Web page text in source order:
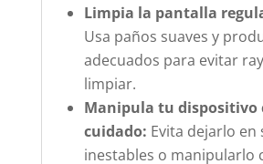
Limpia la pantalla
Usa paños suaves y
adecuados para evitar
limpiar.
Manipula tu dispositivo
cuidado: Evita dejarlo en
inestables o manipularlo